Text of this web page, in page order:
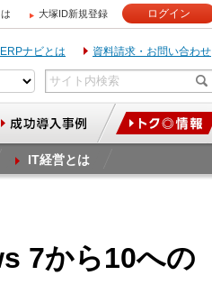
大塚ID新規登録 ログイン
ERPナビとは 資料請求・お問い合わせ
IT経営とは
7から10への